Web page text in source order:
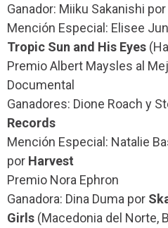
Ganador: Miiku Sakanishi por
Mención Especial: Elisee
Tropic Sun and His Eyes
Premio Albert Maysles al
Documental
Ganadores: Dione Roach y
Records
Mención Especial: Natalie
por Harvest
Premio Nora Ephron
Ganadora: Dina Duma por
Girls (Macedonia del Norte,